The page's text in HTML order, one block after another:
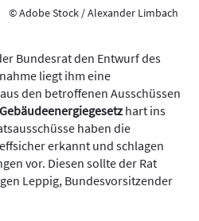
© Adobe Stock / Alexander Limbach
Bundesrat den Entwurf des
liegt ihm eine
den betroffenen Ausschüssen
Gebäudeenergiegesetz hart ins
haben die
erkannt und schlagen
vor. Diesen sollte der Rat
Leppig, Bundesvorsitzender